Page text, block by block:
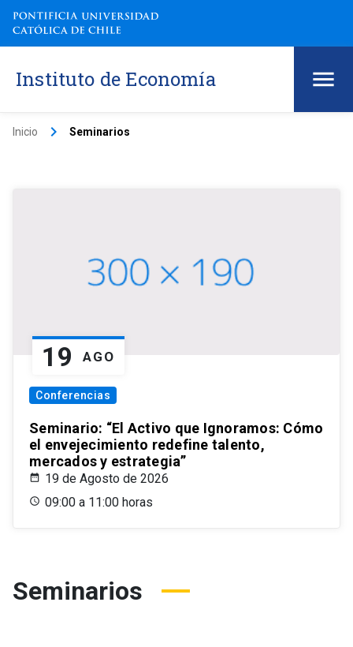
Instituto de Economía
Inicio keyboard_arrow_right Seminarios
19 AGO
Conferencias
Seminario: “El Activo que Ignoramos: Cómo
el envejecimiento redefine talento,
mercados y estrategia”
19 de Agosto de 2026
09:00 a 11:00 horas
Seminarios